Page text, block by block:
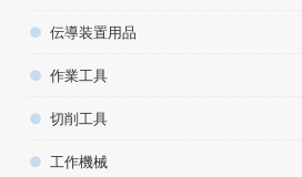
伝導装置用品
作業工具
切削工具
工作機械